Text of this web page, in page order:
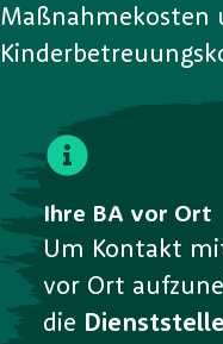
Maßnahmekosten
Ihre BA vor Ort
Um Kontakt
vor Ort
die